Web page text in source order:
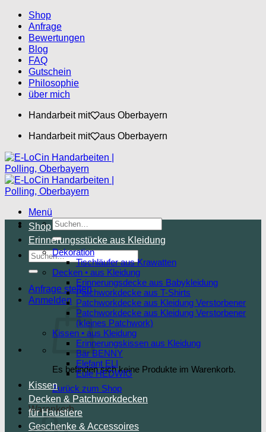
Zum
Inhalt
springen
Shop
Anfrage
Bewertungen
Blog
FAQ
Gutschein
Philosophie
über mich
Handarbeit mit
aus Oberbayern
Handarbeit mit
aus Oberbayern
Menü
Suchen
nach:
Suchen
nach:
Anfrage stellen
Anmelden
Es befinden sich keine Produkte im Warenkorb.
Zurück zum Shop
Warenkorb
Shop
Erinnerungsstücke aus Kleidung
Dekoration
Tischläufer aus Krawatten
Decken • aus Kleidung
Erinnerungsdecke aus Babykleidung
Patchworkdecke aus T-Shirts
Patchworkdecke aus Kleidung Verstorbener
Patchworkdecke aus Kleidung Verstorbener
(kleines Patchwork)
Kissen • aus Kleidung
Erinnerungskissen aus Kleidung
Bär BENNY
Elefant ELI
Eule HEDWIG
Kissen
Decken & Patchworkdecken
für Haustiere
Geschenke & Accessoires